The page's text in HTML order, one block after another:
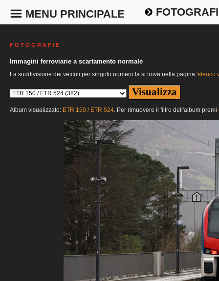
MENU PRINCIPALE
F O T O G R A F I E
Immagini ferroviarie a scartamento normale
La suddivisione dei veicoli per singolo numero la si trova nella pagina 'elenco
Album visualizzato: ETR 150 / ETR 524. Per rimuovere il filtro dell'album premi